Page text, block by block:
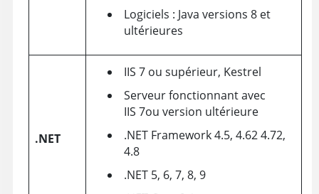
Logiciels : Java versions 8 et
ultérieures
.NET
IIS 7 ou supérieur, Kestrel
Serveur fonctionnant avec
IIS 7ou version ultérieure
.NET Framework 4.5, 4.62 4.72,
4.8
.NET 5, 6, 7, 8, 9